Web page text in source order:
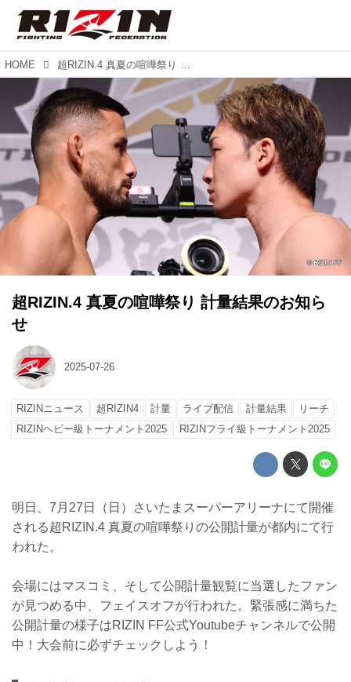
HOME 超RIZIN.4 真夏の喧嘩祭り 計量結果のお知らせ
超RIZIN.4 真夏の喧嘩祭り 計量結果のお知ら
せ
2025-07-26
RIZINニュース 超RIZIN4 計量 ライブ配信 計量結果
リーチ
RIZINヘビー級トーナメント2025
RIZINフライ級トーナメント2025
明日、7月27日（日）さいたまスーパーアリーナにて開催
される超RIZIN.4 真夏の喧嘩祭りの公開計量が都内にて行
われた。
会場にはマスコミ、そして公開計量観覧に当選したファン
が見つめる中、フェイスオフが行われた。緊張感に満ちた
公開計量の様子はRIZIN FF公式Youtubeチャンネルで公開
中！大会前に必ずチェックしよう！